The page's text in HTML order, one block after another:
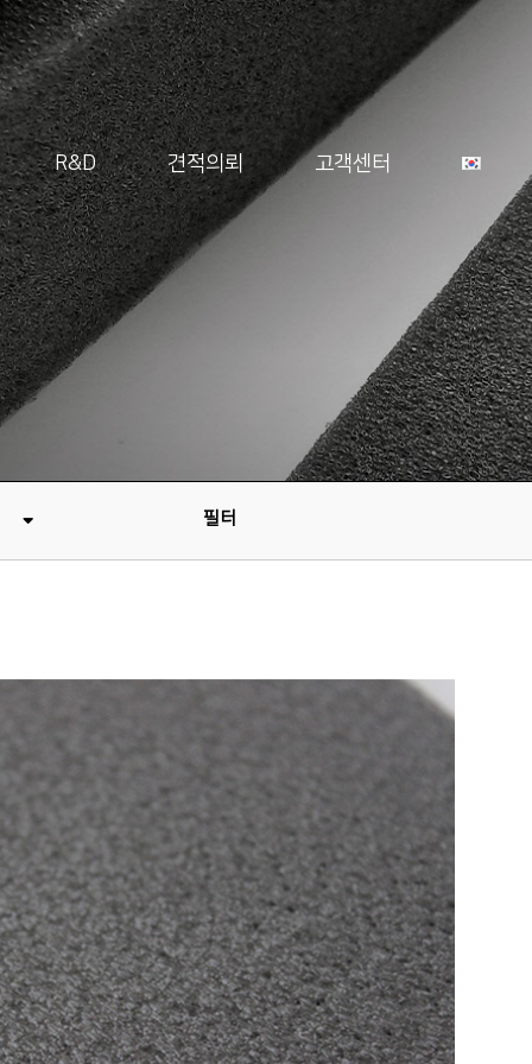
R&D 견적의뢰 고객센터
필터